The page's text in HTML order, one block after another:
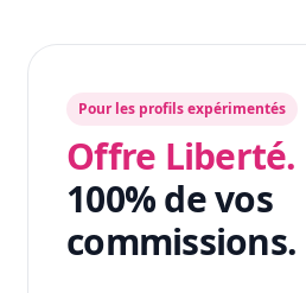
Pour les profils expérimentés
Offre Liberté.
100% de vos
commissions.